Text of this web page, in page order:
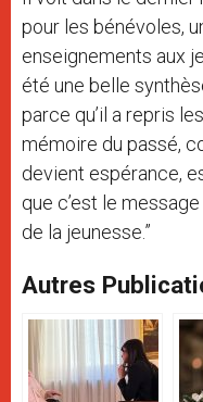
pour les bénévoles,
enseignements aux
été une belle
parce qu’il a repris
mémoire du passé,
devient espérance,
que c’est le
de la jeunesse.”
Autres